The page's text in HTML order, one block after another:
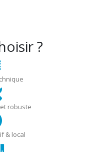
?
robuste
& local